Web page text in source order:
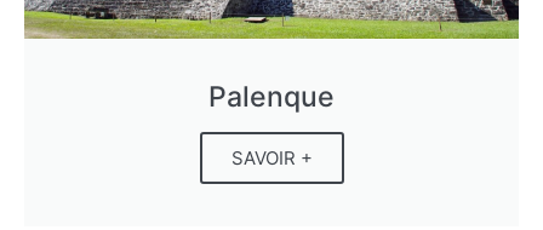
Palenque
SAVOIR +